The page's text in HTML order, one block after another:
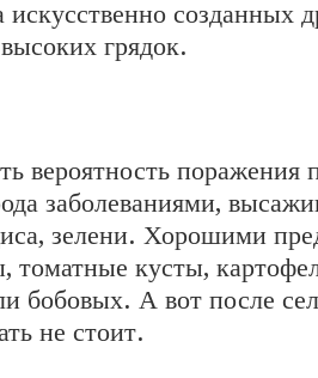
искусственно созданных
грядок.
вероятность поражения
заболеваниями,
зелени. Хорошими
томатные кусты,
бобовых. А вот после
не стоит.